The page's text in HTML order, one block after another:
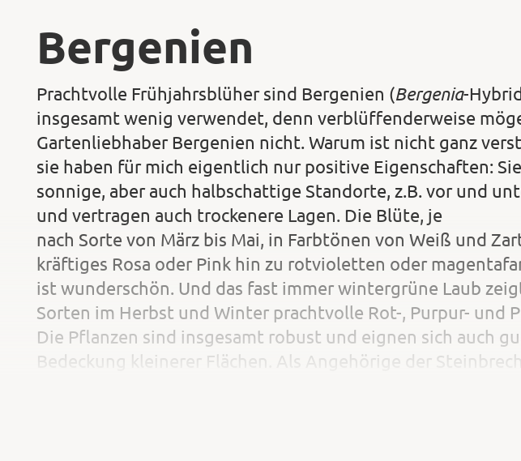
Bergenien
Prachtvolle Frühjahrsblüher sind Bergenien (Bergenia-
insgesamt wenig verwendet, denn verblüffenderwei­se
Gartenliebhaber Bergenien nicht. Warum ist nicht ganz
sie haben für mich eigentlich nur positive Eigenschaften:
sonnige, aber auch halbschattige Standorte, z.B. vor und
und vertragen auch trockenere Lagen. Die Blüte, je
nach Sorte von März bis Mai, in Farbtönen von Weiß und
kräftiges Rosa oder Pink hin zu rotvioletten oder
ist wunderschön. Und das fast immer wintergrüne Laub
Sorten im Herbst und Winter pracht­volle Rot-, Purpur- und
Die Pflanzen sind insgesamt robust und eignen sich auch
Bedeckung kleinerer Flächen. Als Angehörige der